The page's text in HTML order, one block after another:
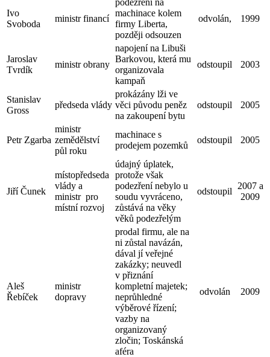
Ivo
Svoboda
ministr financí
machinace kolem
firmy Liberta,
později odsouzen
odvolán, 1999
Jaroslav
Tvrdík
ministr obrany
napojení na Libuši
Barkovou, která mu
organizovala
kampaň
odstoupil 2003
Stanislav
Gross
předseda vlády
prokázány lži ve
věci původu peněz
na zakoupení bytu
odstoupil 2005
Petr Zgarba
ministr
zemědělství
půl roku
machinace s
prodejem pozemků
odstoupil 2005
Jiří Čunek
místopředseda
vlády a
ministr pro
místní rozvoj
údajný úplatek,
protože však
podezření nebylo u
soudu vyvráceno,
zůstává na věky
věků podezřelým
odstoupil
2007 a
2009
Aleš
Řebíček
ministr
dopravy
prodal firmu, ale na
ni zůstal navázán,
dával jí veřejné
zakázky; neuvedl
v přiznání
kompletní majetek;
neprůhledné
výběrové řízení;
vazby na
organizovaný
zločin; Toskánská
aféra
odvolán 2009